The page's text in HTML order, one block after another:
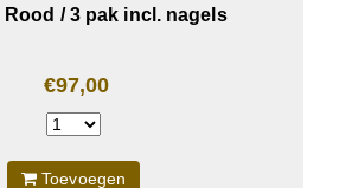
/ 3 pak incl. nagels
€97,00
Toevoegen